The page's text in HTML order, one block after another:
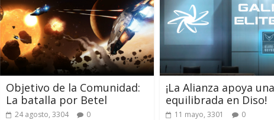
Objetivo de la Comunidad:
La batalla por Betel
24 agosto, 3304 0
¡La Alianza apoya
equilibrada en Diso!
11 mayo, 3301 0